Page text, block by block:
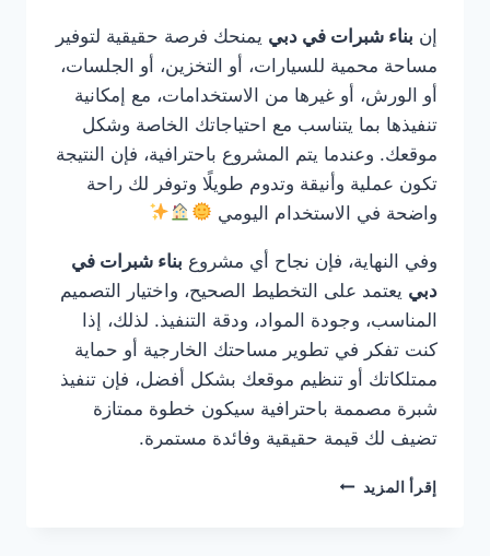
إن بناء شبرات في دبي يمنحك فرصة حقيقية لتوفير
مساحة محمية للسيارات، أو التخزين، أو الجلسات،
أو الورش، أو غيرها من الاستخدامات، مع إمكانية
تنفيذها بما يتناسب مع احتياجاتك الخاصة وشكل
موقعك. وعندما يتم المشروع باحترافية، فإن النتيجة
تكون عملية وأنيقة وتدوم طويلًا وتوفر لك راحة
واضحة في الاستخدام اليومي
وفي النهاية، فإن نجاح أي مشروع بناء شبرات في
دبي يعتمد على التخطيط الصحيح، واختيار التصميم
المناسب، وجودة المواد، ودقة التنفيذ. لذلك، إذا
كنت تفكر في تطوير مساحتك الخارجية أو حماية
ممتلكاتك أو تنظيم موقعك بشكل أفضل، فإن تنفيذ
شبرة مصممة باحترافية سيكون خطوة ممتازة
تضيف لك قيمة حقيقية وفائدة مستمرة.
إقرأ المزيد بناء